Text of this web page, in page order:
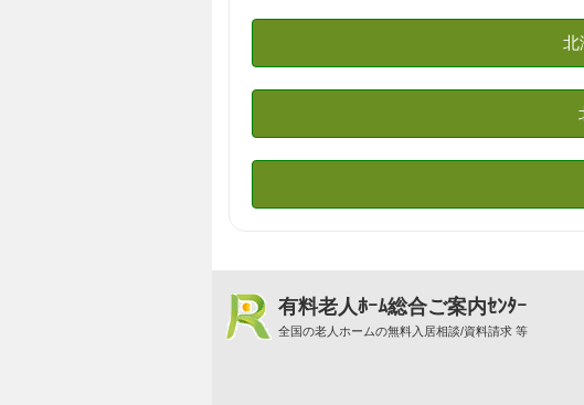
有料老人ﾎｰﾑ総合ご案内ｾﾝﾀｰ
全国の老人ホームの無料入居相談/資料請求 等